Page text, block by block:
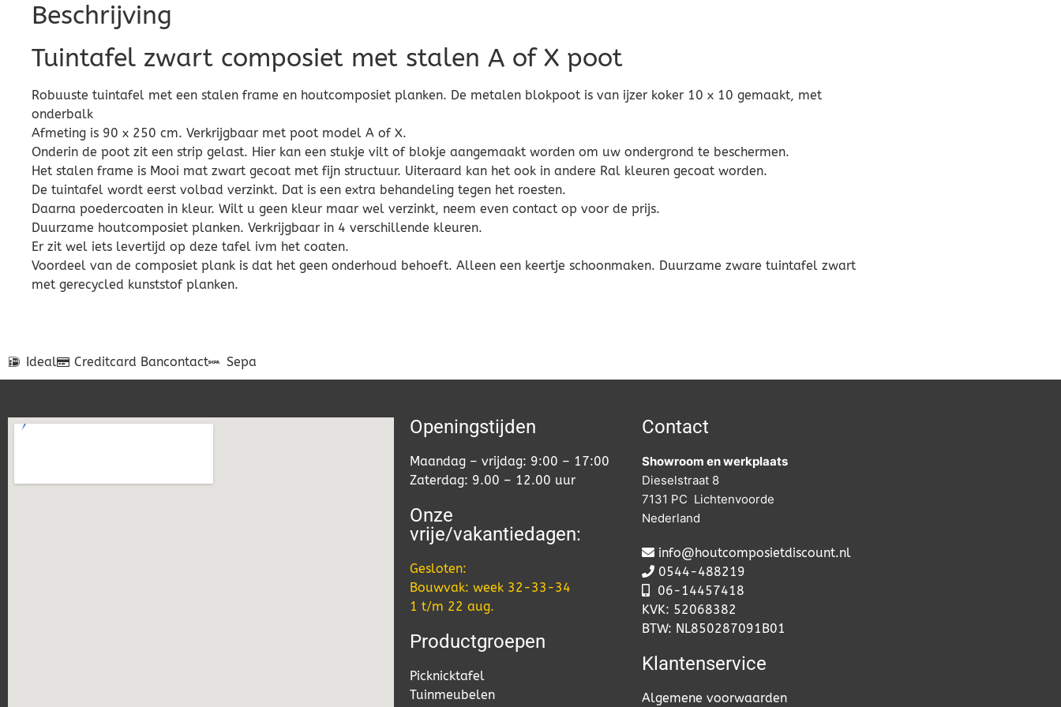
Beschrijving
Tuintafel zwart composiet met stalen A of X poot
Robuuste tuintafel met een stalen frame en houtcomposiet planken. De metalen blokpoot is van ijzer koker 10 x 10 gemaakt, met
onderbalk
Afmeting is 90 x 250 cm. Verkrijgbaar met poot model A of X.
Onderin de poot zit een strip gelast. Hier kan een stukje vilt of blokje aangemaakt worden om uw ondergrond te beschermen.
Het stalen frame is Mooi mat zwart gecoat met fijn structuur. Uiteraard kan het ook in andere Ral kleuren gecoat worden.
De tuintafel wordt eerst volbad verzinkt. Dat is een extra behandeling tegen het roesten.
Daarna poedercoaten in kleur. Wilt u geen kleur maar wel verzinkt, neem even contact op voor de prijs.
Duurzame houtcomposiet planken. Verkrijgbaar in 4 verschillende kleuren.
Er zit wel iets levertijd op deze tafel ivm het coaten.
Voordeel van de composiet plank is dat het geen onderhoud behoeft. Alleen een keertje schoonmaken. Duurzame zware tuintafel zwart
met gerecycled kunststof planken.
Ideal Creditcard Bancontact Sepa
Openingstijden
Maandag – vrijdag: 9:00 – 17:00
Zaterdag: 9.00 – 12.00 uur
Onze
vrije/vakantiedagen:
Gesloten:
Bouwvak: week 32-33-34
1 t/m 22 aug.
Productgroepen
Picknicktafel
Tuinmeubelen
Contact
Showroom en werkplaats
Dieselstraat 8
7131 PC Lichtenvoorde
Nederland
info@houtcomposietdiscount.nl
0544-488219
06- 14457418
KVK: 52068382
BTW: NL850287091B01
Klantenservice
Algemene voorwaarden